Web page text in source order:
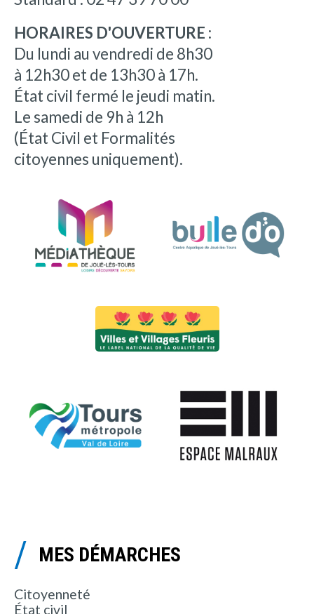
HORAIRES D'OUVERTURE :
Du lundi au vendredi de 8h30
à 12h30 et de 13h30 à 17h.
État civil fermé le jeudi matin.
Le samedi de 9h à 12h
(État Civil et Formalités
citoyennes uniquement).
MES DÉMARCHES
Citoyenneté
État civil